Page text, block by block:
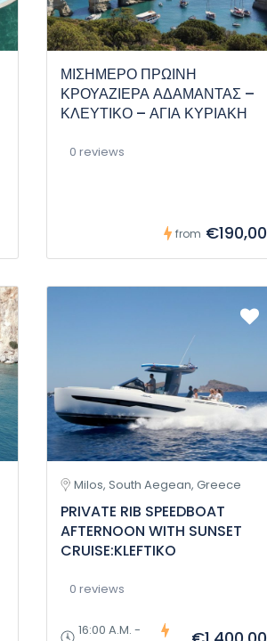
ΜΙΣΗΜΕΡΟ ΠΡΩΙΝΗ
ΚΡΟΥΑΖΙΕΡΑ ΑΔΑΜΑΝΤΑΣ –
ΚΛΕΥΤΙΚΟ – ΑΓΙΑ ΚΥΡΙΑΚΗ
0 reviews
from €190,00
Milos, South Aegean, Greece
PRIVATE RIB SPEEDBOAT
AFTERNOON WITH SUNSET
CRUISE:KLEFTIKO
0 reviews
16:00 A.M. -